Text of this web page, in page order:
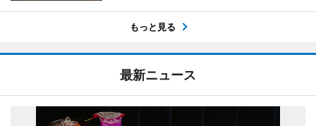
もっと見る
最新ニュース